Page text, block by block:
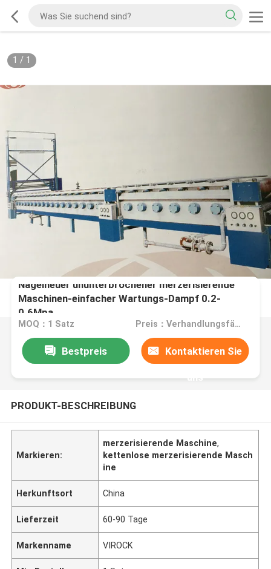
1 / 1
Nagelneuer ununterbrochener merzerisierende
Maschinen-einfacher Wartungs-Dampf 0.2-
0.6Mpa
MOQ：1 Satz Preis：Verhandlungsfähig
Bestpreis Kontaktieren Sie
uns
PRODUKT-BESCHREIBUNG
Markieren:
merzerisierende Maschine,
kettenlose merzerisierende Masch
ine
Herkunftsort China
Lieferzeit 60-90 Tage
Markenname VIROCK